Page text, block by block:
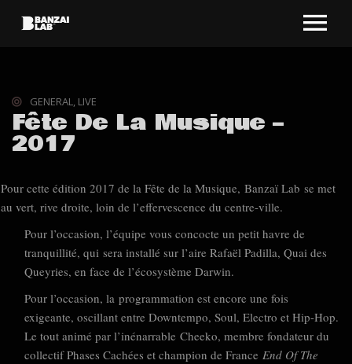
GENERAL, LIVE
Fête De La Musique –
2017
Pour cette édition 2017 de la Fête de la Musique, Banzaï Lab se met
au vert, rive droite, loin de l’effervescence du centre-ville.
Pour l’occasion, l’équipe vous concocte un petit havre de
tranquillité, qui sera installé sur l’aire Rafaël Padilla, Quai des
Queyries, en face de l’écosystème Darwin.
Pour l’occasion, la programmation est encore une fois
exigeante, oscillant entre Downtempo, Soul, Electro et Hip-Hop.
Le tout animé par l’inénarrable Cheeko, membre fondateur du
collectif Phases Cachées et champion de France End Of The